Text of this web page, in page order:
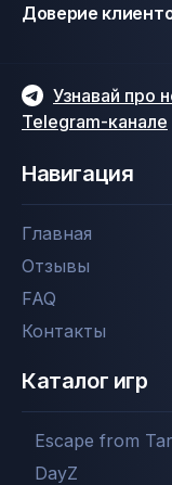
Доверие
Узнавай про
Telegram-канале
Навигация
Главная
Отзывы
FAQ
Контакты
Каталог игр
Escape from
DayZ